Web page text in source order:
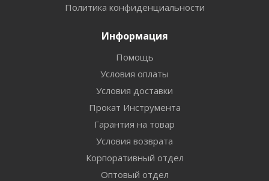
Политика конфиденциальности
Информация
Помощь
Условия оплаты
Условия доставки
Прокат Инструмента
Гарантия на товар
Условия возврата
Корпоративный отдел
Оптовый отдел